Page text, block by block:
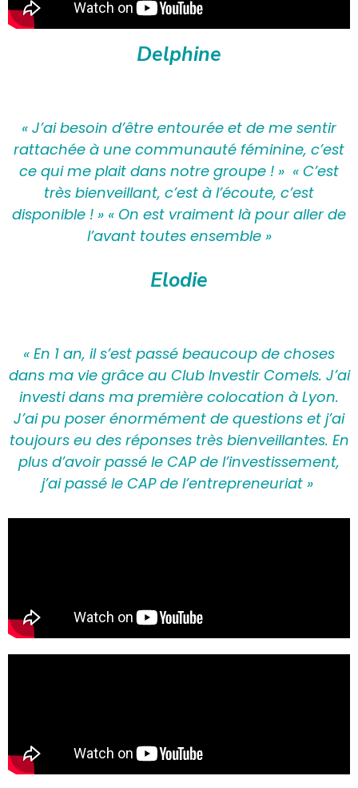
Delphine
« J’ai besoin d’être entourée et de me sentir
rattachée à une communauté féminine, c’est
ce qui me plait dans notre groupe ! » « C’est
très bienveillant, c’est à l’écoute, c’est
disponible ! » « On est vraiment là pour aller de
l’avant toutes ensemble »
Elodie
« En 1 an, il s’est passé beaucoup de choses
dans ma vie grâce au Club Investir Comels. J’ai
investi dans ma première colocation à Lyon.
J’ai pu poser énormément de questions et j’ai
toujours eu des réponses très bienveillantes. En
plus d’avoir passé le CAP de l’investissement,
j’ai passé le CAP de l’entrepreneuriat »